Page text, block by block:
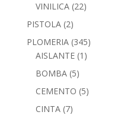
VINILICA (22)
PISTOLA (2)
PLOMERIA (345)
AISLANTE (1)
BOMBA (5)
CEMENTO (5)
CINTA (7)